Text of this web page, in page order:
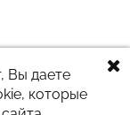
Вы даете
которые